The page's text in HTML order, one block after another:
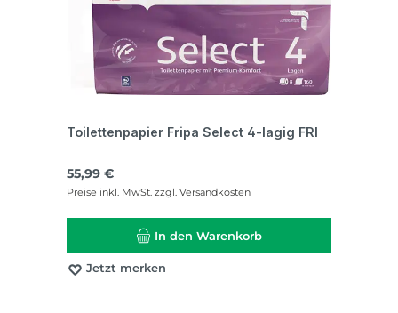
Toilettenpapier Fripa Select 4-lagig FRI
Regulärer Preis:
55,99 €
Preise inkl. MwSt. zzgl. Versandkosten
In den Warenkorb
Jetzt merken